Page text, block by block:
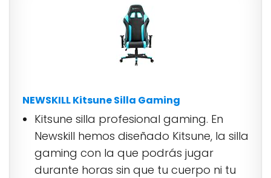
NEWSKILL Kitsune Silla Gaming
Kitsune silla profesional gaming. En
Newskill hemos diseñado Kitsune, la silla
gaming con la que podrás jugar
durante horas sin que tu cuerpo ni tu